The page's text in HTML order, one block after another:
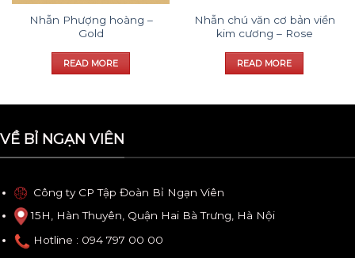
Nhẫn Phượng hoàng –
Gold
READ MORE
Nhẫn chú văn cơ bản viền
kim cương – Rose
READ MORE
VỀ BỈ NGẠN VIÊN
Công ty CP Tập Đoàn Bỉ Ngạn Viên
15H, Hàn Thuyên, Quận Hai Bà Trưng, Hà Nội
Hotline : 094 797 00 00